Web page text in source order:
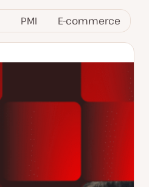
PMI E-commerce